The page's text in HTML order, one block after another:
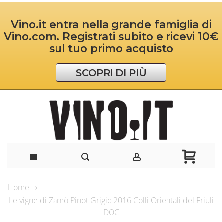
Vino.it entra nella grande famiglia di
Vino.com. Registrati subito e ricevi 10€
sul tuo primo acquisto
SCOPRI DI PIÙ
Home
Le vigne di Zamò Pinot Grigio 2016 Colli Orientali del Friuli
DOC